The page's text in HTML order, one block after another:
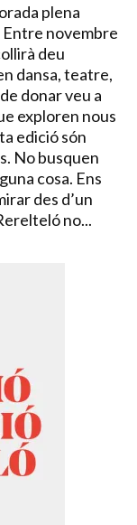
plena
Entre novembre
deu
dansa, teatre,
donar veu a
exploren nous
edició són
No busquen
cosa. Ens
des d’un
no...